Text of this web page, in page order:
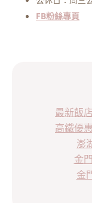
FB粉絲專頁
最新飯
高鐵優
澎
金
金